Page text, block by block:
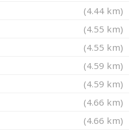
(4.44 km)
(4.55 km)
(4.55 km)
(4.59 km)
(4.59 km)
(4.66 km)
(4.66 km)